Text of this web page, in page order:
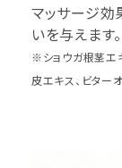
マッサージ効
いを与えます。
※ショウガ根茎エ
皮エキス、ビター